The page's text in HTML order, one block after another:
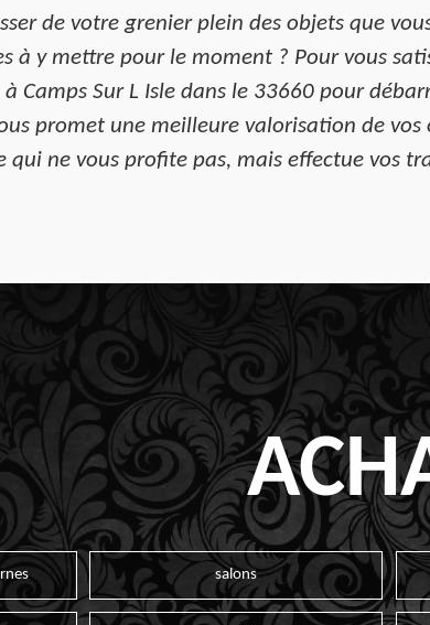
de votre grenier plein des objets que
à y mettre pour le moment ? Pour vous
Camps Sur L Isle dans le 33660 pour
promet une meilleure valorisation de
qui ne vous profite pas, mais effectue vos
salons